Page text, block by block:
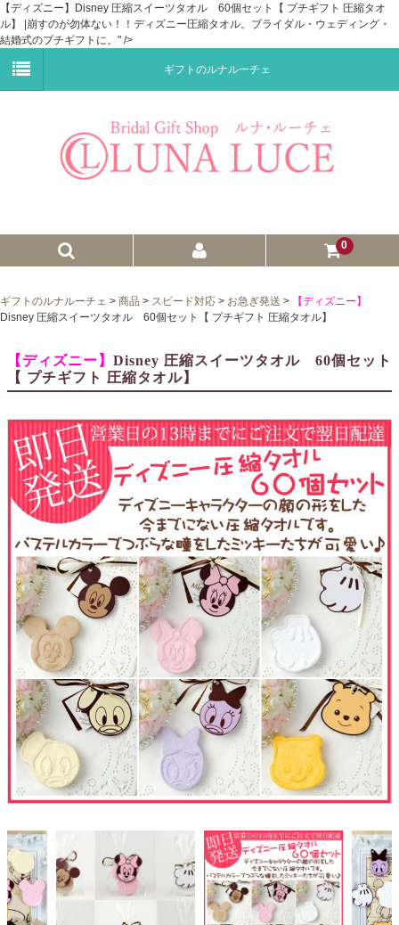
【ディズニー】Disney 圧縮スイーツタオル 60個セット【 プチギフト 圧縮タオ
ル】 |崩すのが勿体ない！！ディズニー圧縮タオル。ブライダル・ウェディング・
結婚式のプチギフトに。" />
ギフトのルナルーチェ
0
プチギフト
ウェイトドール
子育て卒業証書
ウェルカムボード
クロックギフト
ペーパーアイテム
DIY用品
引菓子
引出物ギフト
カタログギフト
ブライダルバッグ
演出用品
内祝い 出産祝い
季節イベント特集
よくあるご質問
ドメイン指定受信について
無料サンプル・資料請求
ギフトのルナルーチェ > 商品 > スピード対応 > お急ぎ発送 >
【ディズニー】
Disney 圧縮スイーツタオル 60個セット【 プチギフト 圧縮タオル】
【ディズニー】 Disney 圧縮スイーツタオル 60個セット
【 プチギフト 圧縮タオル】